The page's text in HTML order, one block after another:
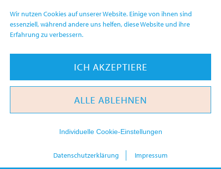
Wir nutzen Cookies auf unserer Website. Einige von ihnen sind
essenziell, während andere uns helfen, diese Website und ihre
Erfahrung zu verbessern.
ICH AKZEPTIERE
ALLE ABLEHNEN
Individuelle Cookie-Einstellungen
Datenschutzerklärung Impressum